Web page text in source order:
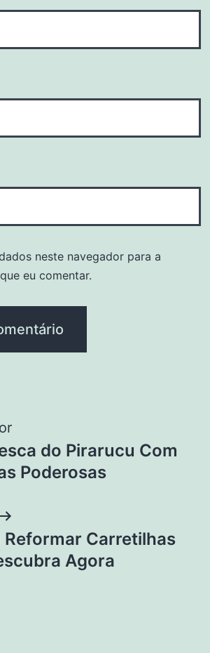
neste navegador para a
eu comentar.
do Pirarucu Com
Poderosas
Reformar Carretilhas
Agora